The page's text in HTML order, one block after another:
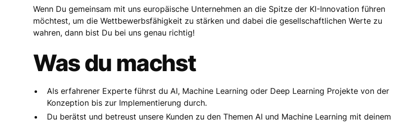
Wenn Du gemeinsam mit uns europäische Unternehmen an die Spitze der KI-Innovation führen
möchtest, um die Wettbewerbsfähigkeit zu stärken und dabei die gesellschaftlichen Werte zu
wahren, dann bist Du bei uns genau richtig!
Was du machst
Als erfahrener Experte führst du AI, Machine Learning oder Deep Learning Projekte von der
Konzeption bis zur Implementierung durch.
Du berätst und betreust unsere Kunden zu den Themen AI und Machine Learning mit deinem